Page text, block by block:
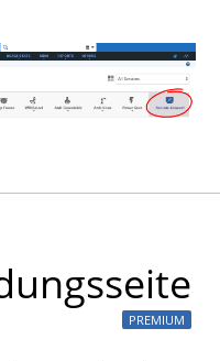
PREMIUM